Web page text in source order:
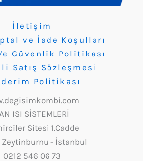
İletişim
ve İade Koşulları
Güvenlik Politikası
Satış Sözleşmesi
Politikası
ISI SİSTEMLERİ
Sitesi 1.Cadde
Zeytinburnu - İstanbul
0212 546 06 73